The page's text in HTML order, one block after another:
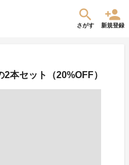
さがす 新規登録
本セット（20%OFF）